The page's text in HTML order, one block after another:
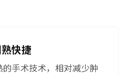
快捷
手术技术，相对减少肿